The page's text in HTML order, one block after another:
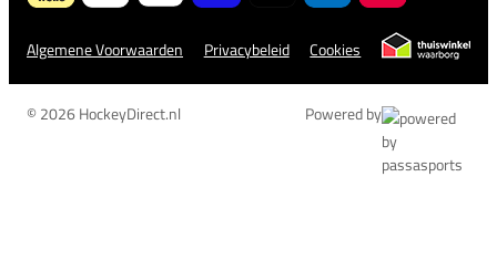
Algemene Voorwaarden Privacybeleid Cookies
© 2026 HockeyDirect.nl Powered by